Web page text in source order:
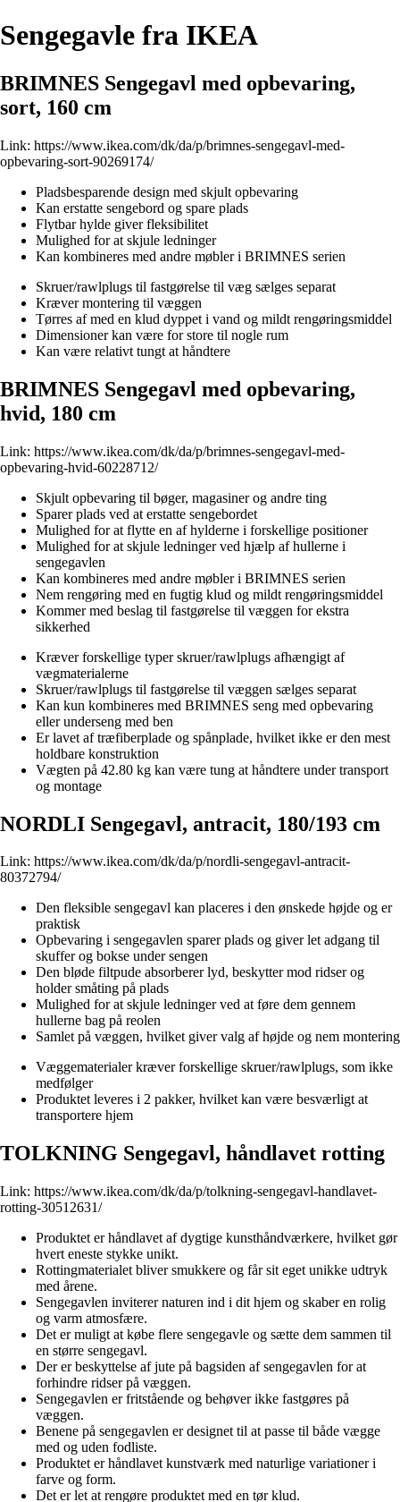
Sengegavle fra IKEA
BRIMNES Sengegavl med opbevaring,
sort, 160 cm
Link: https://www.ikea.com/dk/da/p/brimnes-sengegavl-med-
opbevaring-sort-90269174/
Pladsbesparende design med skjult opbevaring
Kan erstatte sengebord og spare plads
Flytbar hylde giver fleksibilitet
Mulighed for at skjule ledninger
Kan kombineres med andre møbler i BRIMNES serien
Skruer/rawlplugs til fastgørelse til væg sælges separat
Kræver montering til væggen
Tørres af med en klud dyppet i vand og mildt rengøringsmiddel
Dimensioner kan være for store til nogle rum
Kan være relativt tungt at håndtere
BRIMNES Sengegavl med opbevaring,
hvid, 180 cm
Link: https://www.ikea.com/dk/da/p/brimnes-sengegavl-med-
opbevaring-hvid-60228712/
Skjult opbevaring til bøger, magasiner og andre ting
Sparer plads ved at erstatte sengebordet
Mulighed for at flytte en af hylderne i forskellige positioner
Mulighed for at skjule ledninger ved hjælp af hullerne i
sengegavlen
Kan kombineres med andre møbler i BRIMNES serien
Nem rengøring med en fugtig klud og mildt rengøringsmiddel
Kommer med beslag til fastgørelse til væggen for ekstra
sikkerhed
Kræver forskellige typer skruer/rawlplugs afhængigt af
vægmaterialerne
Skruer/rawlplugs til fastgørelse til væggen sælges separat
Kan kun kombineres med BRIMNES seng med opbevaring
eller underseng med ben
Er lavet af træfiberplade og spånplade, hvilket ikke er den mest
holdbare konstruktion
Vægten på 42.80 kg kan være tung at håndtere under transport
og montage
NORDLI Sengegavl, antracit, 180/193 cm
Link: https://www.ikea.com/dk/da/p/nordli-sengegavl-antracit-
80372794/
Den fleksible sengegavl kan placeres i den ønskede højde og er
praktisk
Opbevaring i sengegavlen sparer plads og giver let adgang til
skuffer og bokse under sengen
Den bløde filtpude absorberer lyd, beskytter mod ridser og
holder småting på plads
Mulighed for at skjule ledninger ved at føre dem gennem
hullerne bag på reolen
Samlet på væggen, hvilket giver valg af højde og nem montering
Væggematerialer kræver forskellige skruer/rawlplugs, som ikke
medfølger
Produktet leveres i 2 pakker, hvilket kan være besværligt at
transportere hjem
TOLKNING Sengegavl, håndlavet rotting
Link: https://www.ikea.com/dk/da/p/tolkning-sengegavl-handlavet-
rotting-30512631/
Produktet er håndlavet af dygtige kunsthåndværkere, hvilket gør
hvert eneste stykke unikt.
Rottingmaterialet bliver smukkere og får sit eget unikke udtryk
med årene.
Sengegavlen inviterer naturen ind i dit hjem og skaber en rolig
og varm atmosfære.
Det er muligt at købe flere sengegavle og sætte dem sammen til
en større sengegavl.
Der er beskyttelse af jute på bagsiden af sengegavlen for at
forhindre ridser på væggen.
Sengegavlen er fritstående og behøver ikke fastgøres på
væggen.
Benene på sengegavlen er designet til at passe til både vægge
med og uden fodliste.
Produktet er håndlavet kunstværk med naturlige variationer i
farve og form.
Det er let at rengøre produktet med en tør klud.